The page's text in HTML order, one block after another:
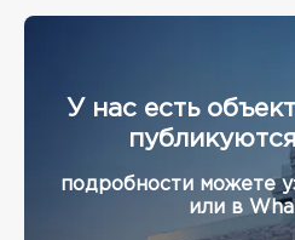
У нас есть
подробности можете
или в